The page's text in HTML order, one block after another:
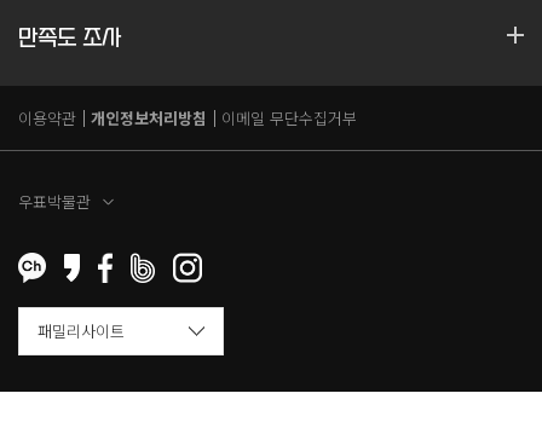
만족도 조사
이용약관 개인정보처리방침 이메일 무단수집거부
우표박물관